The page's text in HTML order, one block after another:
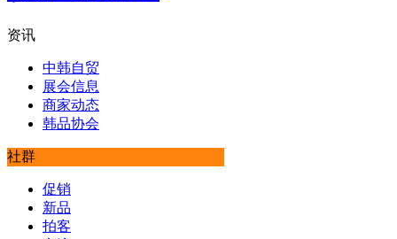
资讯
中韩自贸
展会信息
商家动态
韩品协会
社群
促销
新品
拍客